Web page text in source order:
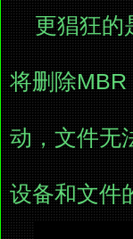
更猖狂的
将删除
动，文件无
设备和文件